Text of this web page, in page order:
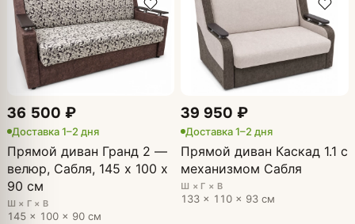
36 500 ₽
Доставка 1–2 дня
Прямой диван Гранд 2 —
велюр, Сабля, 145 х 100 х
90 см
Ш × Г × В
145 × 100 × 90 см
39 950 ₽
Доставка 1–2 дня
Прямой диван Каскад 1.1 с
механизмом Сабля
Ш × Г × В
133 × 110 × 93 см